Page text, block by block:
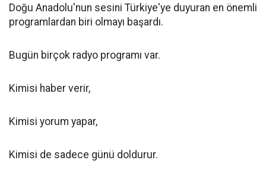
Doğu Anadolu'nun sesini Türkiye'ye duyuran en önemli
programlardan biri olmayı başardı.
Bugün birçok radyo programı var.
Kimisi haber verir,
Kimisi yorum yapar,
Kimisi de sadece günü doldurur.